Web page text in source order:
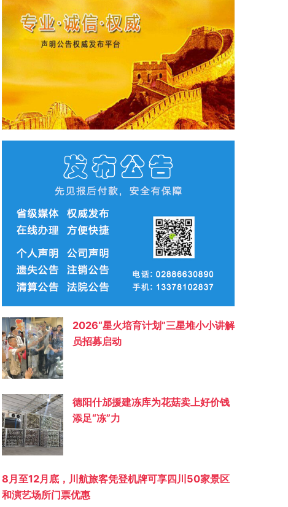
2026“星火培育计划”三星堆小小讲解
员招募启动
德阳什邡援建冻库为花菇卖上好价钱
添足“冻”力
8月至12月底，川航旅客凭登机牌可享四川50家景区
和演艺场所门票优惠